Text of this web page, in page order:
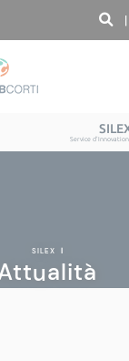
Service
SILEX |